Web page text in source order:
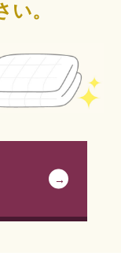
。